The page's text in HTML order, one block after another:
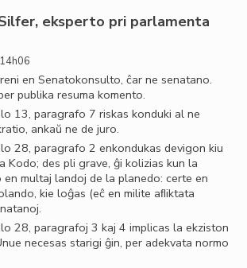
eksperto pri parlamenta
en Senatokonsulto, ĉar ne senatano.
publika resuma komento.
13, paragrafo 7 riskas konduki al ne
ankaŭ ne de juro.
28, paragrafo 2 enkondukas devigon kiu
Kodo; des pli grave, ĝi kolizias kun la
multaj landoj de la planedo: certe en
kie loĝas (eĉ en milite aﬂiktata
28, paragrafoj 3 kaj 4 implicas la ekziston
necesas starigi ĝin, per adekvata normo